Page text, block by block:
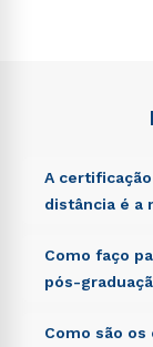
A
distância é a
Sed ut
voluptatem
totam rem
explicabo.
Como faço
pós-
Sed ut
Como são